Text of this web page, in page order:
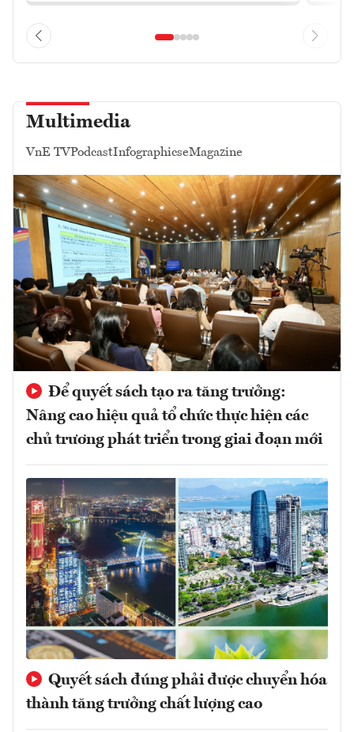
Multimedia
VnE TVPodcastInfographicseMagazine
Để quyết sách tạo ra tăng trưởng:
Nâng cao hiệu quả tổ chức thực hiện các
chủ trương phát triển trong giai đoạn mới
Quyết sách đúng phải được chuyển hóa
thành tăng trưởng chất lượng cao